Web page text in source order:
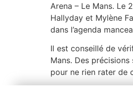
Arena – Le Mans. Le
Hallyday et Mylène
dans l’agenda
Il est conseillé de
Mans. Des
pour ne rien rater de